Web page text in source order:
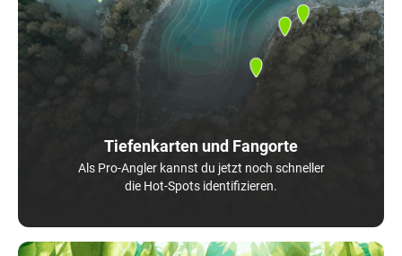
Tiefenkarten und Fangorte
Als Pro-Angler kannst du jetzt noch schneller
die Hot-Spots identifizieren.